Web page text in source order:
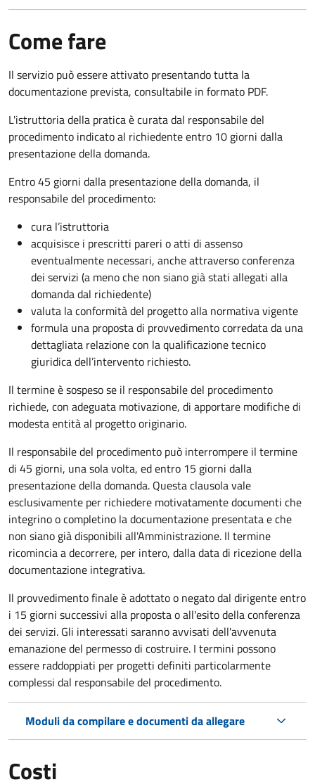
Come fare
Il servizio può essere attivato presentando tutta la
documentazione prevista, consultabile in formato PDF.
L'istruttoria della pratica è curata dal responsabile del
procedimento indicato al richiedente entro 10 giorni dalla
presentazione della domanda.
Entro 45 giorni dalla presentazione della domanda, il
responsabile del procedimento:
cura l’istruttoria
acquisisce i prescritti pareri o atti di assenso
eventualmente necessari, anche attraverso conferenza
dei servizi (a meno che non siano già stati allegati alla
domanda dal richiedente)
valuta la conformità del progetto alla normativa vigente
formula una proposta di provvedimento corredata da una
dettagliata relazione con la qualificazione tecnico
giuridica dell’intervento richiesto.
Il termine è sospeso se il responsabile del procedimento
richiede, con adeguata motivazione, di apportare modifiche di
modesta entità al progetto originario.
Il responsabile del procedimento può interrompere il termine
di 45 giorni, una sola volta, ed entro 15 giorni dalla
presentazione della domanda. Questa clausola vale
esclusivamente per richiedere motivatamente documenti che
integrino o completino la documentazione presentata e che
non siano già disponibili all'Amministrazione. Il termine
ricomincia a decorrere, per intero, dalla data di ricezione della
documentazione integrativa.
Il provvedimento finale è adottato o negato dal dirigente entro
i 15 giorni successivi alla proposta o all'esito della conferenza
dei servizi. Gli interessati saranno avvisati dell'avvenuta
emanazione del permesso di costruire. I termini possono
essere raddoppiati per progetti definiti particolarmente
complessi dal responsabile del procedimento.
Moduli da compilare e documenti da allegare
Costi